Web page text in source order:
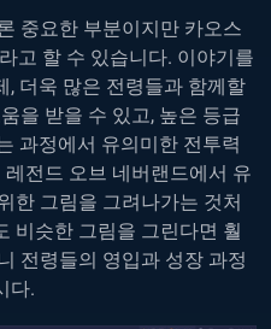
중요한 부분이지만 카오스
고 할 수 있습니다. 이야기를
, 더욱 많은 전령들과 함께할
을 받을 수 있고, 높은 등급
과정에서 유의미한 전투력
전드 오브 네버랜드에서 유
한 그림을 그려나가는 것처
비슷한 그림을 그린다면 훨
전령들의 영입과 성장 과정
다.